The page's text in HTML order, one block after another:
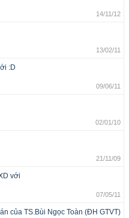
14/11/12
13/02/11
:D
09/06/11
02/01/10
21/11/09
với
07/05/11
của TS.Bùi Ngọc Toàn (ĐH GTVT)